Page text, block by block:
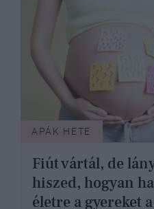
APÁK HETE
Fiút vártál, de
hiszed, hogyan
életre a gyereket